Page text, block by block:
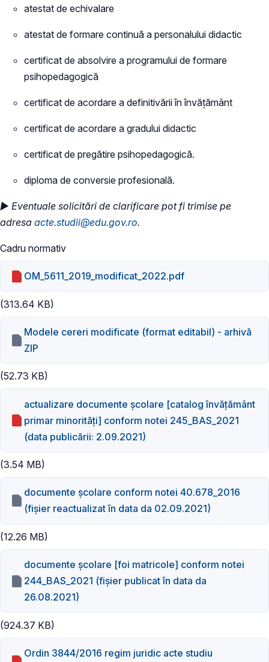
atestat de echivalare
atestat de formare continuă a personalului didactic
certificat de absolvire a programului de formare
psihopedagogică
certificat de acordare a definitivării în învățământ
certificat de acordare a gradului didactic
certificat de pregătire psihopedagogică.
diploma de conversie profesională.
► Eventuale solicitări de clarificare pot fi trimise pe
adresa acte.studii@edu.gov.ro.
Cadru normativ
OM_5611_2019_modificat_2022.pdf
(313.64 KB)
Modele cereri modificate (format editabil) - arhivă
ZIP
(52.73 KB)
actualizare documente școlare [catalog învățământ
primar minorități] conform notei 245_BAS_2021
(data publicării: 2.09.2021)
(3.54 MB)
documente școlare conform notei 40.678_2016
(fișier reactualizat în data da 02.09.2021)
(12.26 MB)
documente școlare [foi matricole] conform notei
244_BAS_2021 (fișier publicat în data da
26.08.2021)
(924.37 KB)
Ordin 3844/2016 regim juridic acte studiu